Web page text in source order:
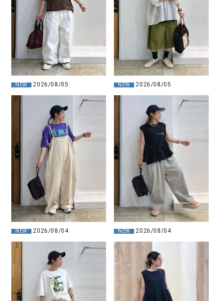
NEW 2026/08/05 NEW 2026/08/05
NEW 2026/08/04 NEW 2026/08/04